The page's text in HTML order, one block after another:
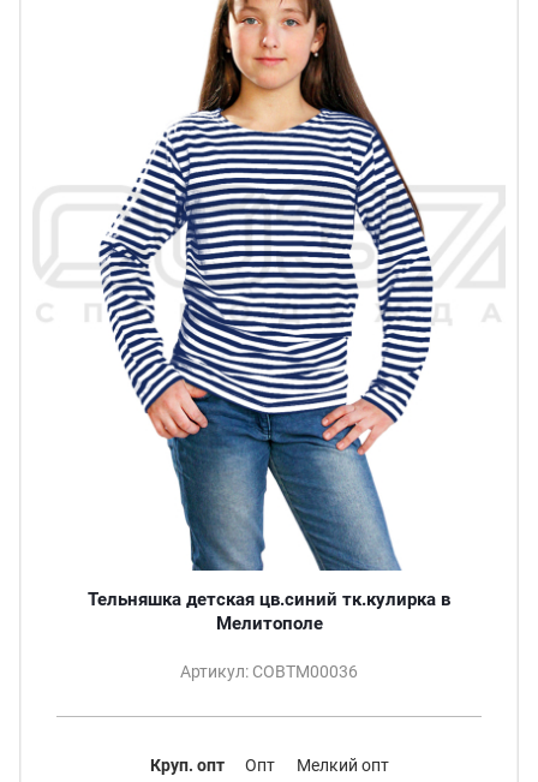
Тельняшка детская цв.синий тк.кулирка в
Мелитополе
Артикул: СОВТМ00036
Круп. опт Опт Мелкий опт